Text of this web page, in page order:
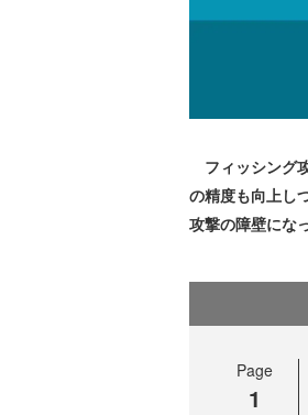
フィッシング
の精度も向上し
攻撃の障壁にな
Page
1